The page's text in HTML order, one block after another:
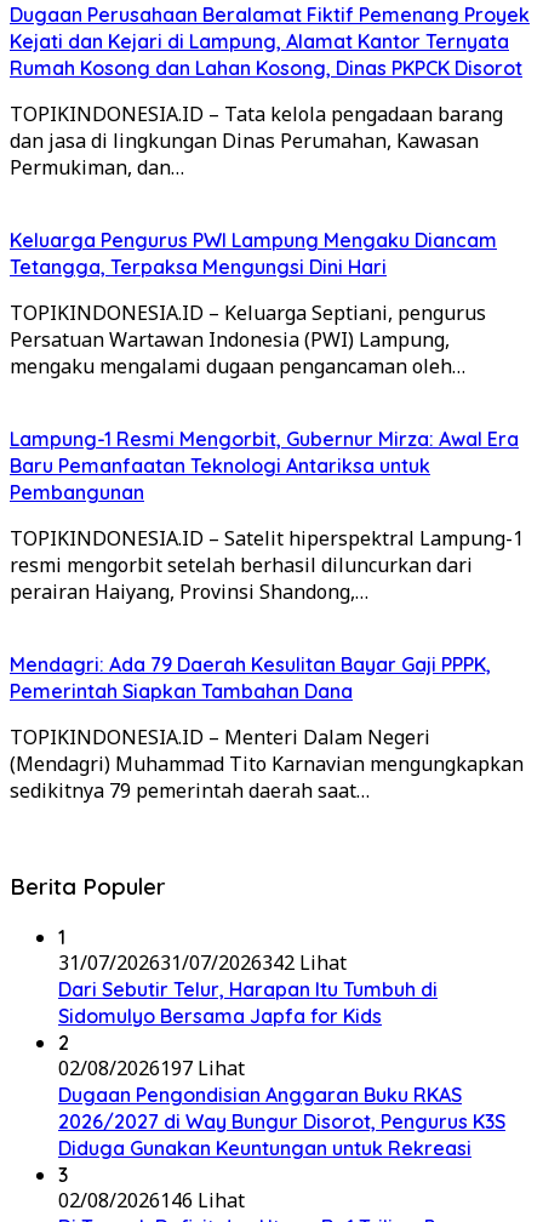
Dugaan Perusahaan Beralamat Fiktif Pemenang Proyek
Kejati dan Kejari di Lampung, Alamat Kantor Ternyata
Rumah Kosong dan Lahan Kosong, Dinas PKPCK Disorot
TOPIKINDONESIA.ID – Tata kelola pengadaan barang
dan jasa di lingkungan Dinas Perumahan, Kawasan
Permukiman, dan…
Keluarga Pengurus PWI Lampung Mengaku Diancam
Tetangga, Terpaksa Mengungsi Dini Hari
TOPIKINDONESIA.ID – Keluarga Septiani, pengurus
Persatuan Wartawan Indonesia (PWI) Lampung,
mengaku mengalami dugaan pengancaman oleh…
Lampung-1 Resmi Mengorbit, Gubernur Mirza: Awal Era
Baru Pemanfaatan Teknologi Antariksa untuk
Pembangunan
TOPIKINDONESIA.ID – Satelit hiperspektral Lampung-1
resmi mengorbit setelah berhasil diluncurkan dari
perairan Haiyang, Provinsi Shandong,…
Mendagri: Ada 79 Daerah Kesulitan Bayar Gaji PPPK,
Pemerintah Siapkan Tambahan Dana
TOPIKINDONESIA.ID – Menteri Dalam Negeri
(Mendagri) Muhammad Tito Karnavian mengungkapkan
sedikitnya 79 pemerintah daerah saat…
Berita Populer
1
31/07/202631/07/2026342 Lihat
Dari Sebutir Telur, Harapan Itu Tumbuh di
Sidomulyo Bersama Japfa for Kids
2
02/08/2026197 Lihat
Dugaan Pengondisian Anggaran Buku RKAS
2026/2027 di Way Bungur Disorot, Pengurus K3S
Diduga Gunakan Keuntungan untuk Rekreasi
3
02/08/2026146 Lihat